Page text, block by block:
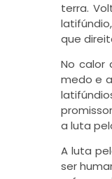
terra.
que
No calor
medo e
a luta
A luta
ser